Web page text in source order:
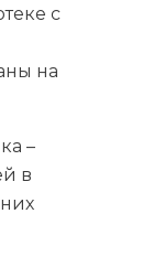
с
на
–
в